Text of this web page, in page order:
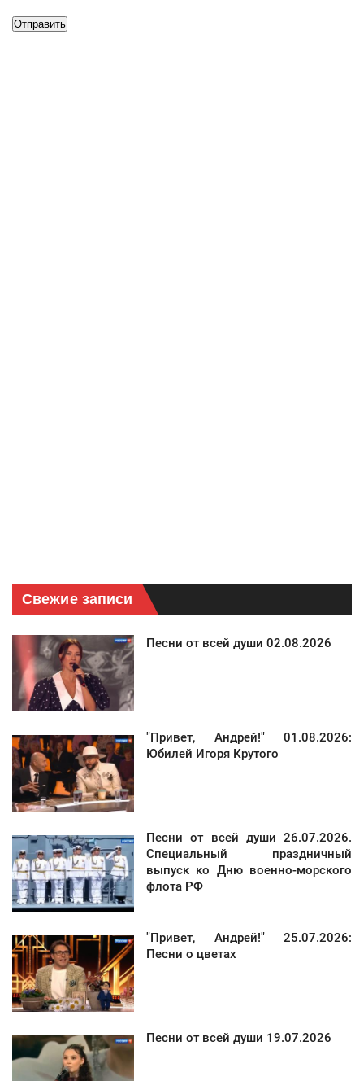
Свежие записи
Песни от всей души 02.08.2026
"Привет, Андрей!" 01.08.2026:
Юбилей Игоря Крутого
Песни от всей души 26.07.2026.
Специальный праздничный
выпуск ко Дню военно-морского
флота РФ
"Привет, Андрей!" 25.07.2026:
Песни о цветах
Песни от всей души 19.07.2026